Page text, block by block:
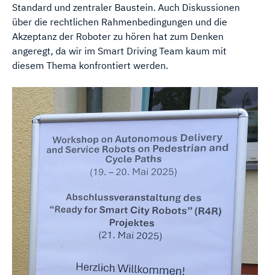
Standard und zentraler Baustein. Auch Diskussionen
über die rechtlichen Rahmenbedingungen und die
Akzeptanz der Roboter zu hören hat zum Denken
angeregt, da wir im Smart Driving Team kaum mit
diesem Thema konfrontiert werden.